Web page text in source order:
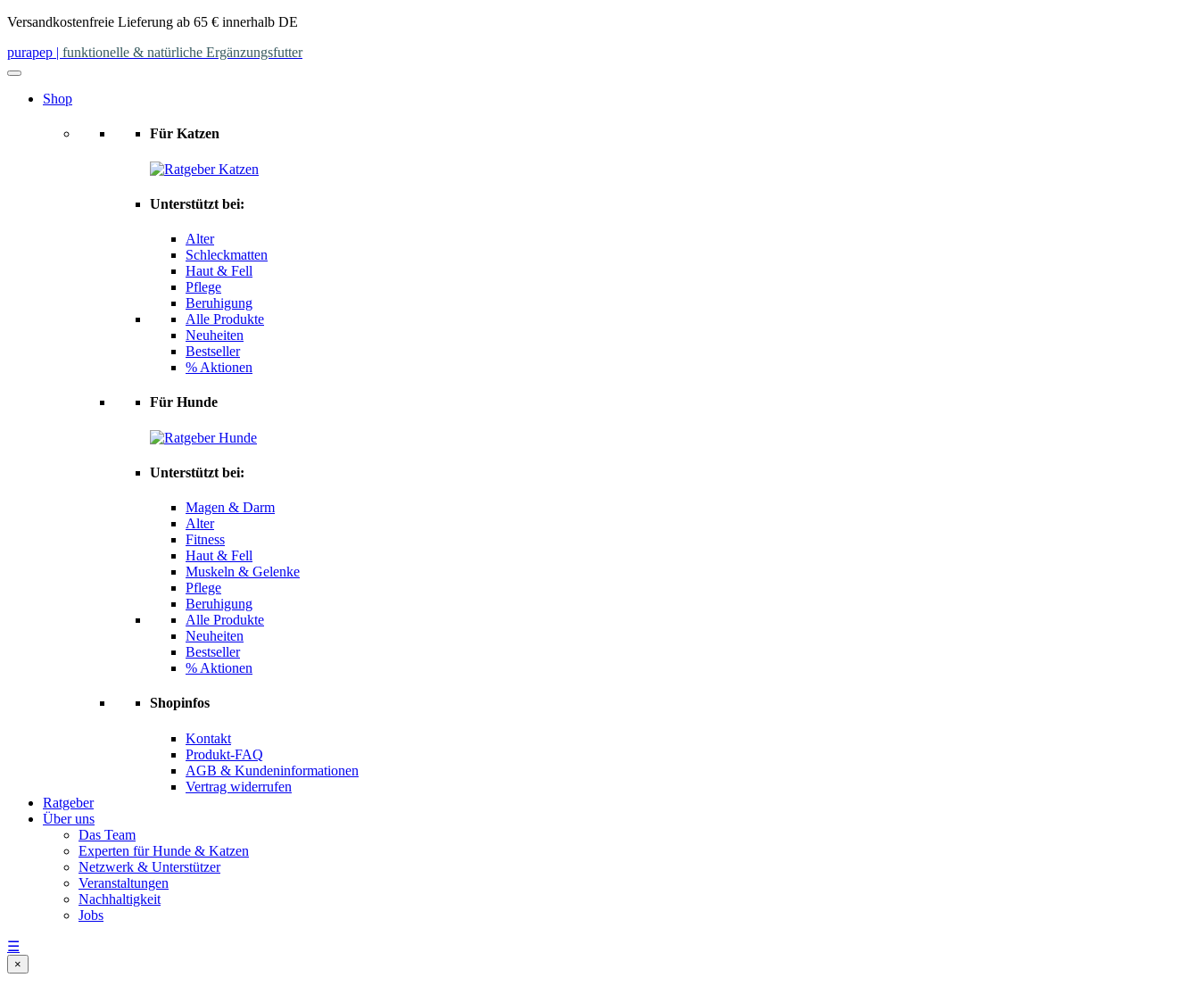
Skip
content
Versandkostenfreie Lieferung ab 65 € innerhalb DE
purapep | funktionelle & natürliche Ergänzungsfutter
Shop
Für Katzen
Unterstützt bei:
Alter
Schleckmatten
Haut & Fell
Pflege
Beruhigung
Alle Produkte
Neuheiten
Bestseller
% Aktionen
Für Hunde
Unterstützt bei:
Magen & Darm
Alter
Fitness
Haut & Fell
Muskeln & Gelenke
Pflege
Beruhigung
Alle Produkte
Neuheiten
Bestseller
% Aktionen
Shopinfos
Kontakt
Produkt-FAQ
AGB & Kundeninformationen
Vertrag widerrufen
Ratgeber
Über uns
Das Team
Experten für Hunde & Katzen
Netzwerk & Unterstützer
Veranstaltungen
Nachhaltigkeit
Jobs
☰
×